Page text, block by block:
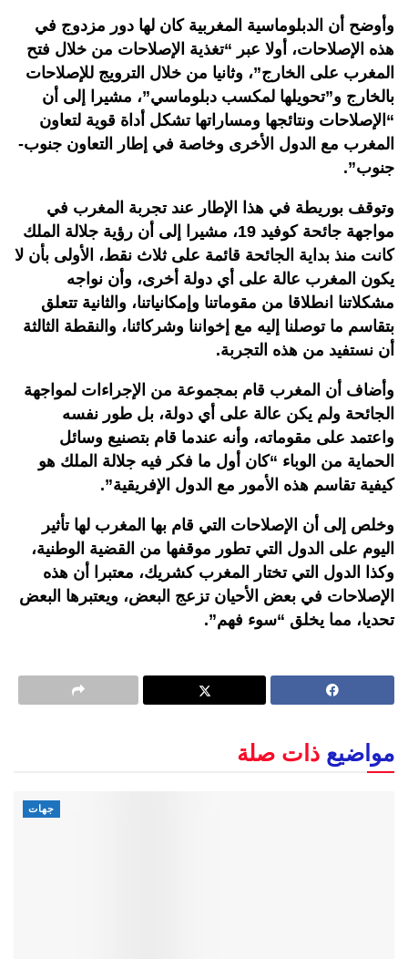
وأوضح أن الدبلوماسية المغربية كان لها دور مزدوج في
هذه الإصلاحات، أولا عبر “تغذية الإصلاحات من خلال فتح
المغرب على الخارج”، وثانيا من خلال الترويج للإصلاحات
بالخارج و”تحويلها لمكسب دبلوماسي”، مشيرا إلى أن
“الإصلاحات ونتائجها ومساراتها تشكل أداة قوية لتعاون
المغرب مع الدول الأخرى وخاصة في إطار التعاون جنوب-
جنوب”.
وتوقف بوريطة في هذا الإطار عند تجربة المغرب في
مواجهة جائحة كوفيد 19، مشيرا إلى أن رؤية جلالة الملك
كانت منذ بداية الجائحة قائمة على ثلاث نقط، الأولى بأن لا
يكون المغرب عالة على أي دولة أخرى، وأن نواجه
مشكلاتنا انطلاقا من مقوماتنا وإمكانياتنا، والثانية تتعلق
بتقاسم ما توصلنا إليه مع إخواننا وشركائنا، والنقطة الثالثة
أن نستفيد من هذه التجربة.
وأضاف أن المغرب قام بمجموعة من الإجراءات لمواجهة
الجائحة ولم يكن عالة على أي دولة، بل طور نفسه
واعتمد على مقوماته، وأنه عندما قام بتصنيع وسائل
الحماية من الوباء “كان أول ما فكر فيه جلالة الملك هو
كيفية تقاسم هذه الأمور مع الدول الإفريقية”.
وخلص إلى أن الإصلاحات التي قام بها المغرب لها تأثير
اليوم على الدول التي تطور موقفها من القضية الوطنية،
وكذا الدول التي تختار المغرب كشريك، معتبرا أن هذه
الإصلاحات في بعض الأحيان تزعج البعض، ويعتبرها البعض
تحديا، مما يخلق “سوء فهم”.
مواضيع ذات صلة
جهات